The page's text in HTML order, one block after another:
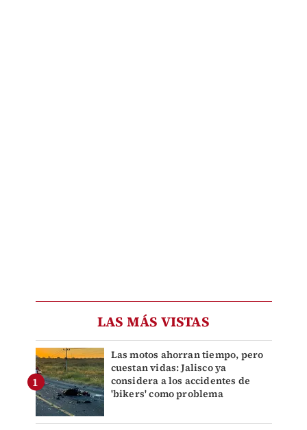
LAS MÁS VISTAS
Las motos ahorran tiempo, pero
cuestan vidas: Jalisco ya
considera a los accidentes de
'bikers' como problema